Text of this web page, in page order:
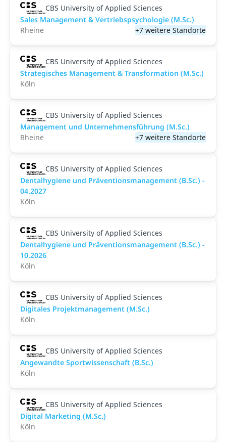
CBS University of Applied Sciences
Sales Management & Vertriebspsychologie (M.Sc.)
Rheine
+7 weitere Standorte
CBS University of Applied Sciences
Strategisches Management & Transformation (M.Sc.)
Köln
CBS University of Applied Sciences
Management und Unternehmensführung (M.Sc.)
Rheine
+7 weitere Standorte
CBS University of Applied Sciences
Dentalhygiene und Präventionsmanagement (B.Sc.) -
04.2027
Köln
CBS University of Applied Sciences
Dentalhygiene und Präventionsmanagement (B.Sc.) -
10.2026
Köln
CBS University of Applied Sciences
Digitales Projektmanagement (M.Sc.)
Köln
CBS University of Applied Sciences
Angewandte Sportwissenschaft (B.Sc.)
Köln
CBS University of Applied Sciences
Digital Marketing (M.Sc.)
Köln